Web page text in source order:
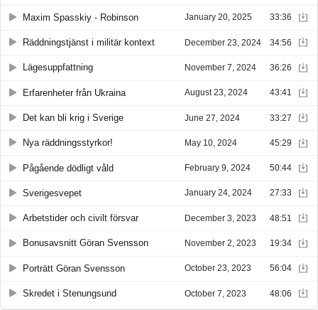
Maxim Spasskiy - Robinson January 20, 2025 33:36
Räddningstjänst i militär kontext December 23, 2024 34:56
Lägesuppfattning November 7, 2024 36:26
Erfarenheter från Ukraina August 23, 2024 43:41
Det kan bli krig i Sverige June 27, 2024 33:27
Nya räddningsstyrkor! May 10, 2024 45:29
Pågående dödligt våld February 9, 2024 50:44
Sverigesvepet January 24, 2024 27:33
Arbetstider och civilt försvar December 3, 2023 48:51
Bonusavsnitt Göran Svensson November 2, 2023 19:34
Porträtt Göran Svensson October 23, 2023 56:04
Skredet i Stenungsund October 7, 2023 48:06